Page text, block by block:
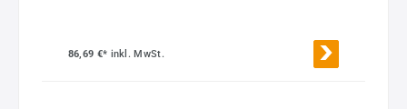
86,69 €* inkl. MwSt.